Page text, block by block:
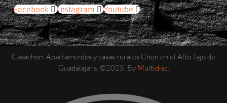
Facebook Instagram Youtube
Casachon. Apartamentos y casas rurales Chon en el Alto Tajo de
Guadalajara. ©2025. By Multidisc.